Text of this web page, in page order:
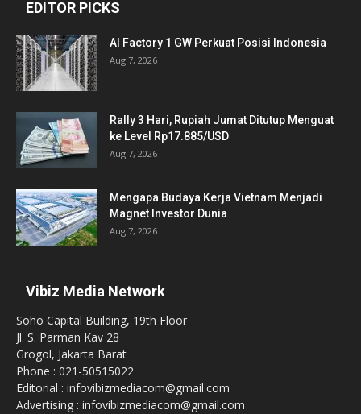
EDITOR PICKS
AI Factory 1 GW Perkuat Posisi Indonesia
Aug 7, 2026
Rally 3 Hari, Rupiah Jumat Ditutup Menguat
ke Level Rp17.885/USD
Aug 7, 2026
Mengapa Budaya Kerja Vietnam Menjadi
Magnet Investor Dunia
Aug 7, 2026
Vibiz Media Network
Soho Capital Building, 19th Floor
Jl. S. Parman Kav 28
Grogol, Jakarta Barat
Phone : 021-50515022
Editorial : infovibizmediacom@gmail.com
Advertising : infovibizmediacom@gmail.com